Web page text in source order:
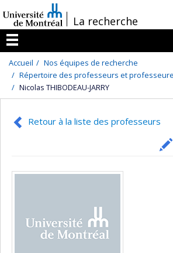
au
contenu
/La recherche
Menu
Accueil
Nos équipes de recherche
Répertoire des professeurs et
Nicolas THIBODEAU-JARRY
Retour à la liste des professeurs